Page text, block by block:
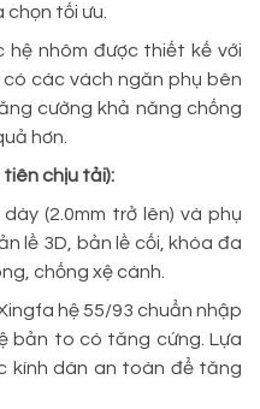
tối ưu.
hệ nhôm được thiết kế với
các vách ngăn phụ bên
cường khả năng chống
hơn.
tiên chịu tải):
(2.0mm trở lên) và phụ
lề 3D, bản lề cối, khóa đa
chống xệ cánh.
hệ 55/93 chuẩn nhập
bản to có tăng cứng. Lựa
kính dán an toàn để tăng